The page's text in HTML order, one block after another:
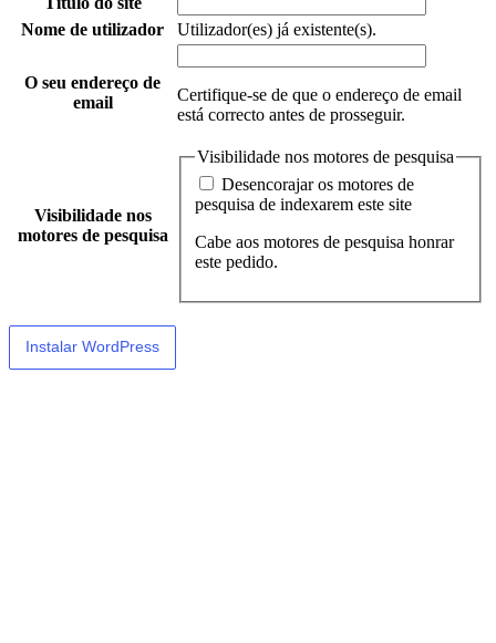
Nome de utilizador
Utilizador(es) já existente(s).
O seu endereço de
email
Certifique-se de que o endereço de email
está correcto antes de prosseguir.
Visibilidade nos
motores de pesquisa
Visibilidade nos motores de pesquisa
pesquisa de indexarem este site
Cabe aos motores de pesquisa honrar
este pedido.